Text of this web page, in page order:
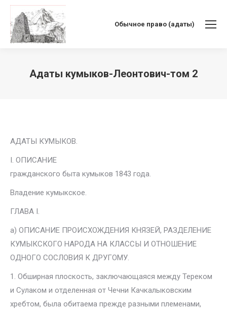
Обычное право (адаты)
Адаты кумыков-Леонтович-том 2
АДАТЫ КУМЫКОВ.
I. ОПИСАНИЕ
гражданского быта кумыков 1843 года.
Владение кумыкское.
ГЛАВА I.
а) ОПИСАНИЕ ПРОИСХОЖДЕНИЯ КНЯЗЕЙ, РАЗДЕЛЕНИЕ
КУМЫКСКОГО НАРОДА НА КЛАССЫ И ОТНОШЕНИЕ
ОДНОГО СОСЛОВИЯ К ДРУГОМУ.
1. Обширная плоскость, заключающаяся между Тереком
и Сулаком и отделенная от Чечни Качкалыковским
хребтом, была обитаема прежде разными племенами,